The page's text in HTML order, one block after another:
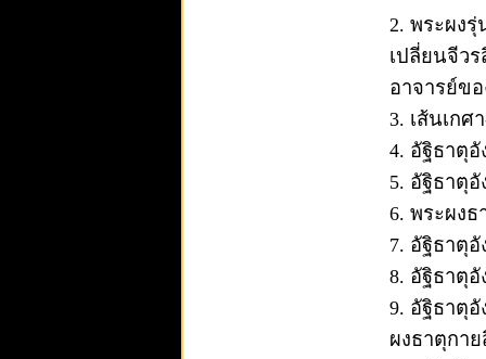
2. พระผง
เปลี่ยนจีว
อาจารย์ข
3. เส้นเก
4. อัฐิธาตุ
5. อัฐิธาตุ
6. พระผง
7. อัฐิธาตุ
8. อัฐิธาตุ
9. อัฐิธาตุ
ผงธาตุกา